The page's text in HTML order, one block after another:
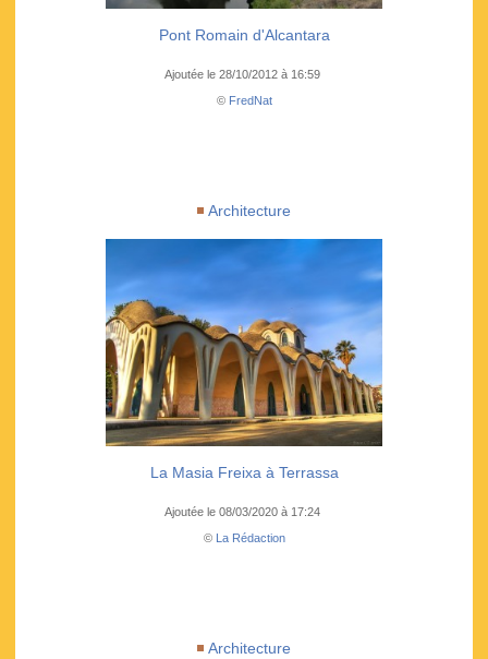
Pont Romain d'Alcantara
Ajoutée le 28/10/2012 à 16:59
© FredNat
Architecture
La Masia Freixa à Terrassa
Ajoutée le 08/03/2020 à 17:24
© La Rédaction
Architecture